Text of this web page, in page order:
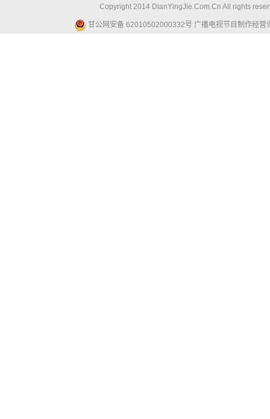
Copyright 2014 DianYingJie.Com.Cn All rights
甘公网安备 62010502000332号 广播电视节目制作经